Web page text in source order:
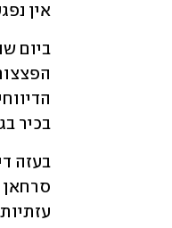
אין
בכיר